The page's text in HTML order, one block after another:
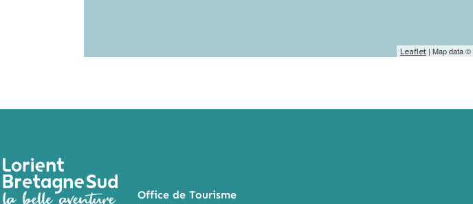
Leaflet | Map data ©
Office de Tourisme